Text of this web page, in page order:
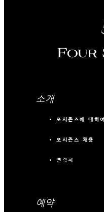
소개
포시즌스에 대하여
포시즌스 채용
연락처
예약